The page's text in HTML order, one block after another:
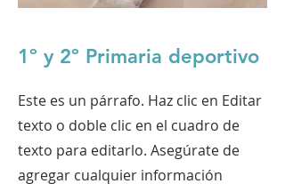
1º y 2º Primaria deportivo
Este es un párrafo. Haz clic en Editar
texto o doble clic en el cuadro de
texto para editarlo. Asegúrate de
agregar cualquier información